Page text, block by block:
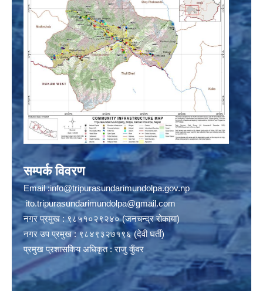
सम्पर्क विवरण
Email :info@tripurasundarimundolpa.gov.np
ito.tripurasundarimundolpa@gmail.com
नगर प्रमुख : ९८५१०२९२४० (जनचन्द्र रोकाया)
नगर उप प्रमुख : ९८४९३२७१९६ (देवी घर्ती)
प्रमुख प्रशासकिय अधिकृत : राजु कुँवर